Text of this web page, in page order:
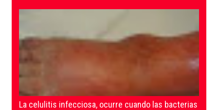
La celulitis infecciosa, ocurre cuando las bacterias